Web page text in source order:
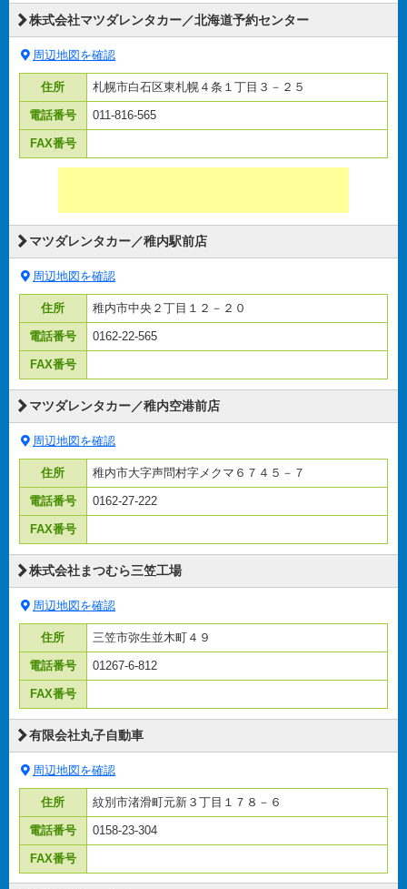
株式会社マツダレンタカー／北海道予約センター
周辺地図を確認
住所 札幌市白石区東札幌４条１丁目３－２５
電話番号 011-816-565
FAX番号
マツダレンタカー／稚内駅前店
周辺地図を確認
住所 稚内市中央２丁目１２－２０
電話番号 0162-22-565
FAX番号
マツダレンタカー／稚内空港前店
周辺地図を確認
住所 稚内市大字声問村字メクマ６７４５－７
電話番号 0162-27-222
FAX番号
株式会社まつむら三笠工場
周辺地図を確認
住所 三笠市弥生並木町４９
電話番号 01267-6-812
FAX番号
有限会社丸子自動車
周辺地図を確認
住所 紋別市渚滑町元新３丁目１７８－６
電話番号 0158-23-304
FAX番号